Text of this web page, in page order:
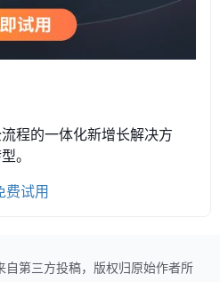
程的一体化新增长解决方
。
费试用
自第三方投稿，版权归原始作者所